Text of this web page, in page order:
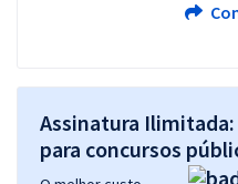
Assinatura Ilimitada:
para concursos